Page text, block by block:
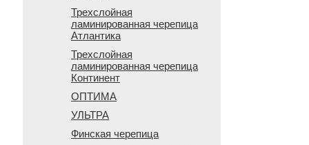
Трехслойная
ламинированная черепица
Атлантика
Трехслойная
ламинированная черепица
Континент
ОПТИМА
УЛЬТРА
Финская черепица